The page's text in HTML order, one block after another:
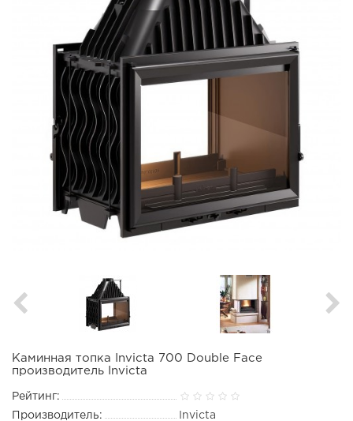
Каминная топка Invicta 700 Double Face
производитель Invicta
Рейтинг:
Производитель:
Invicta